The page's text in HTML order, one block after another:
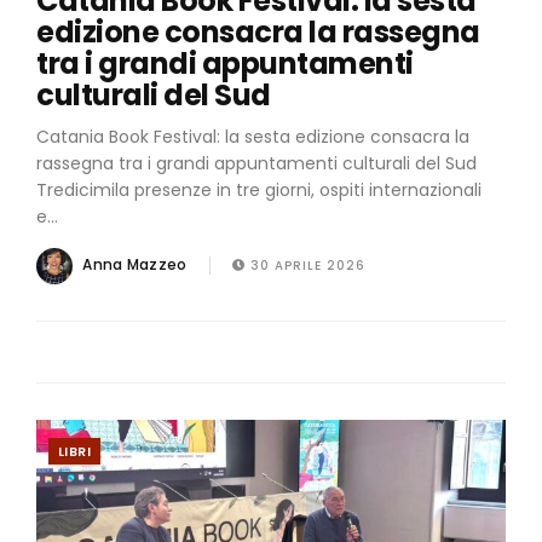
edizione consacra la rassegna
tra i grandi appuntamenti
culturali del Sud
Catania Book Festival: la sesta edizione consacra la
rassegna tra i grandi appuntamenti culturali del Sud
Tredicimila presenze in tre giorni, ospiti internazionali
e...
Anna Mazzeo 30 APRILE 2026
LIBRI